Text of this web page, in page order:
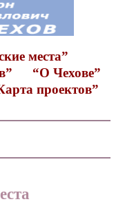
места”
“О Чехове”
проектов”